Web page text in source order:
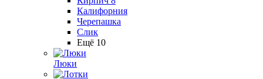
Калифорния
Черепашка
Слик
Ещё 10
Люки